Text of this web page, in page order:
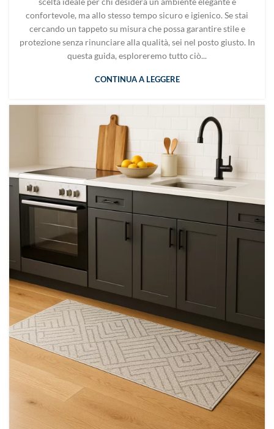
confortevole, ma allo stesso tempo sicuro e igienico. Se stai
cercando un tappeto su misura che possa garantire stile e
protezione senza rinunciare alla qualità, sei nel posto giusto. In
questa guida, esploreremo tutto ciò...
CONTINUA A LEGGERE